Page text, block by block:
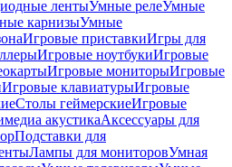
лентыУмные релеУмные
карнизыУмные
Игровые приставкиИгры для
Игровые ноутбукиИгровые
Игровые мониторыИгровые
Игровые клавиатурыИгровые
Столы геймерскиеИгровые
акустикаАксессуары для
Подставки для
Лампы для мониторовУмная